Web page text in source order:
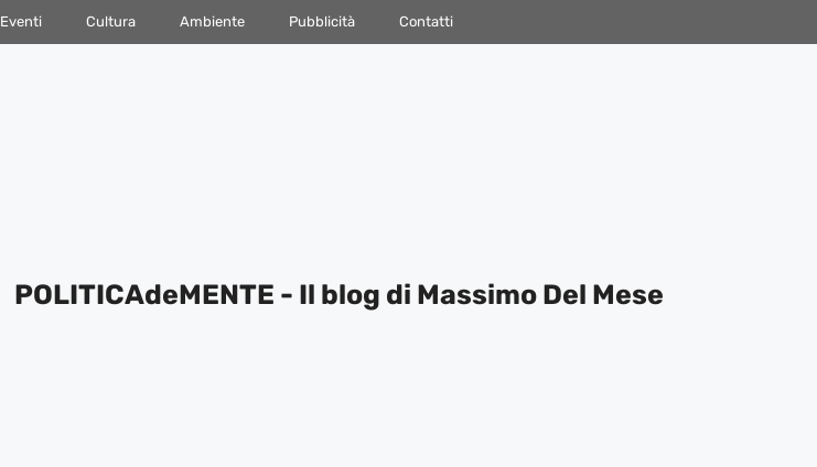
Eventi Cultura Ambiente Pubblicità Contatti
POLITICAdeMENTE - Il blog di Massimo Del Mese